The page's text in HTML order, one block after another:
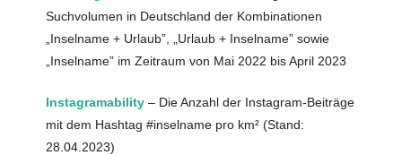
Suchvolumen in Deutschland der Kombinationen
„Inselname + Urlaub”, „Urlaub + Inselname” sowie
„Inselname” im Zeitraum von Mai 2022 bis April 2023
Instagramability – Die Anzahl der Instagram-Beiträge
mit dem Hashtag #inselname pro km² (Stand:
28.04.2023)